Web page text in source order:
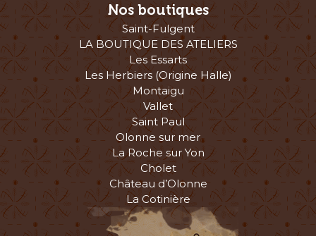
Nos boutiques
Saint-Fulgent
LA BOUTIQUE DES ATELIERS
Les Essarts
Les Herbiers (Origine Halle)
Montaigu
Vallet
Saint Paul
Olonne sur mer
La Roche sur Yon
Cholet
Château d’Olonne
La Cotinière